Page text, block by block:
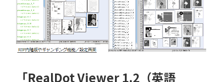
「RealDot Viewer 1.2（英語